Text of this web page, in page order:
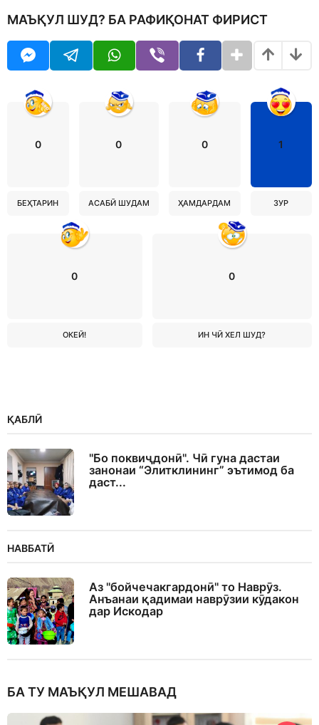
МАЪҚУЛ ШУД? БА РАФИҚОНАТ ФИРИСТ
0
БЕҲТАРИН
0
АСАБӢ ШУДАМ
0
ҲАМДАРДАМ
1
ЗУР
0
ОКЕЙ!
0
ИН ЧӢ ХЕЛ ШУД?
ҚАБЛӢ
"Бо поквиҷдонӣ". Чӣ гуна дастаи
занонаи “Элитклининг” эътимод ба
даст...
НАВБАТӢ
Аз "бойчечакгардонӣ" то Наврӯз.
Анъанаи қадимаи наврӯзии кӯдакон
дар Искодар
БА ТУ МАЪҚУЛ МЕШАВАД